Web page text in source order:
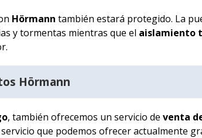
Hörmanntambién estará protegido. La
y tormentas mientras que el aislamiento
Hörmann
, también ofrecemos un servicio deventa
servicio que podemos ofrecer actualmente